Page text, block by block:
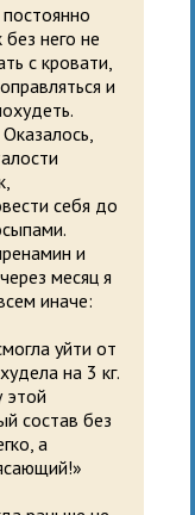
него не
с кровати,
и
себя до
и
месяц я
иначе:
уйти от
на 3 кг.
этой
состав без
а